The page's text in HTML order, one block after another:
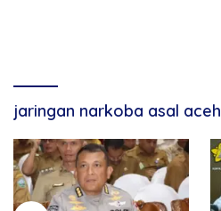
jaringan narkoba asal aceh